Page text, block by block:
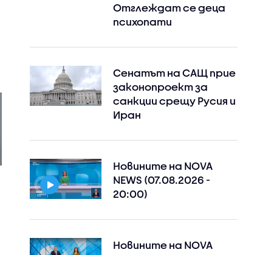
Отглеждат се деца
психопати
Сенатът на САЩ прие
законопроект за
санкции срещу Русия и
Иран
Новините на NOVA
NEWS (07.08.2026 -
20:00)
Новините на NOVA